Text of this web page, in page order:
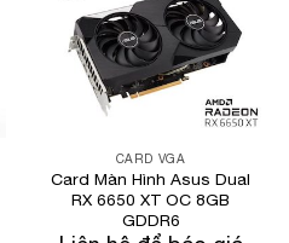
CARD VGA
Card Màn Hình Asus Dual
RX 6650 XT OC 8GB
GDDR6